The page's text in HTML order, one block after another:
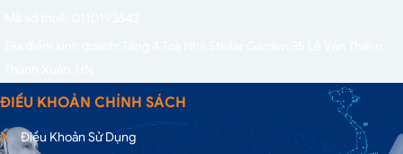
ĐIỀU KHOẢN CHÍNH SÁCH
Điều Khoản Sử Dụng